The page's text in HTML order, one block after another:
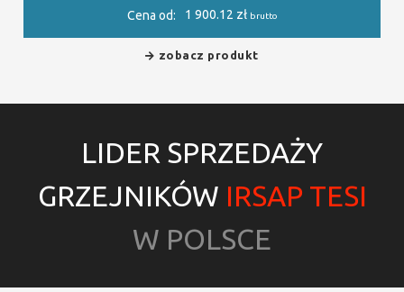
Cena od: 1 900.12 zł brutto
zobacz produkt
LIDER SPRZEDAŻY
GRZEJNIKÓW IRSAP TESI
W POLSCE